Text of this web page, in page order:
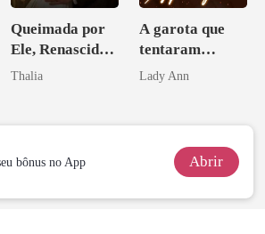
Queimada por
Ele, Renascida
como Estrela
Thalia
A garota que
tentaram
apagar
Lady Ann
bônus no App Abrir